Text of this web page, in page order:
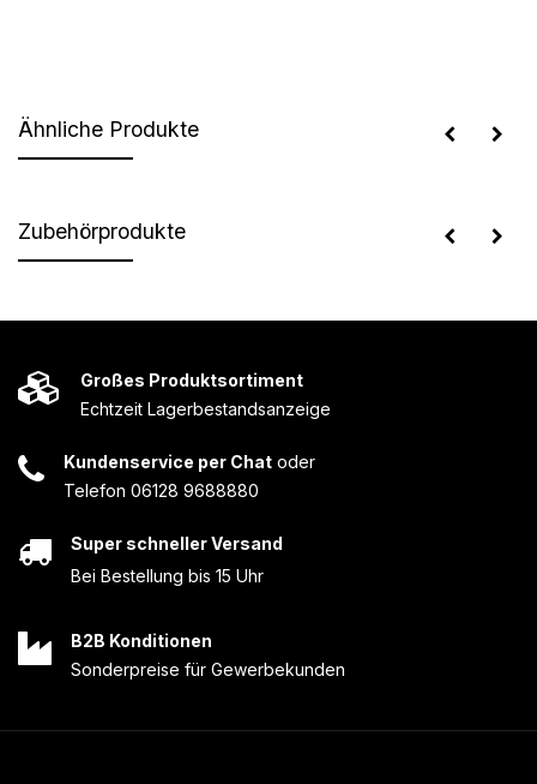
Ähnliche Produkte
Zubehörprodukte
Großes Produktsortiment
Echtzeit Lagerbestandsanzeige
Kundenservice per Chat oder
Telefon 06128 9688880
Super schneller Versand
Bei Bestellung bis 15 Uhr
B2B Konditionen
Sonderpreise für Gewerbekunden